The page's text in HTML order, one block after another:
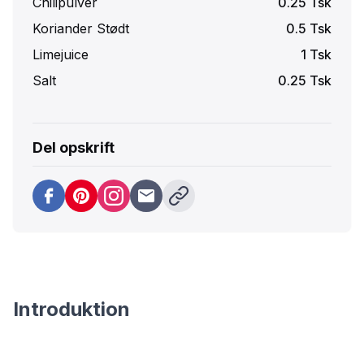
Koriander Stødt
0.5 Tsk
Limejuice
1 Tsk
Salt
0.25 Tsk
Del opskrift
Introduktion